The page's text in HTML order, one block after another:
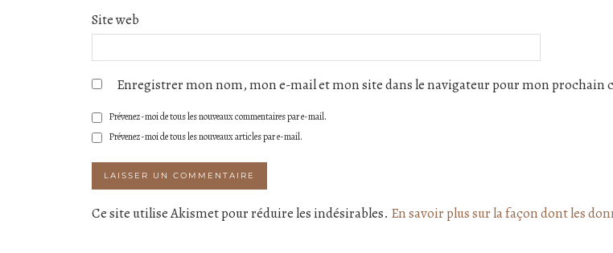
Site web
Enregistrer mon nom, mon e-mail et mon site dans le navigateur pour mon prochain
Prévenez-moi de tous les nouveaux commentaires par e-mail.
Prévenez-moi de tous les nouveaux articles par e-mail.
Ce site utilise Akismet pour réduire les indésirables. En savoir plus sur la façon dont les